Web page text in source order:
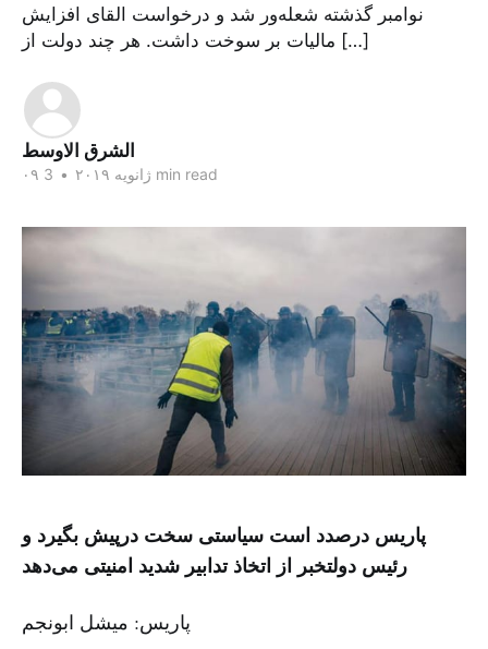
نوامبر گذشته شعله‌ور شد و درخواست القای افزایش
مالیات بر سوخت داشت. هر چند دولت از […]
الشرق الاوسط
۰۹ ژانویه ۲۰۱۹ • 3 min read
پاریس درصدد است سیاستی سخت درپیش بگیرد و
رئیس دولتخبر از اتخاذ تدابیر شدید امنیتی می‌دهد
پاریس: میشل ابونجم